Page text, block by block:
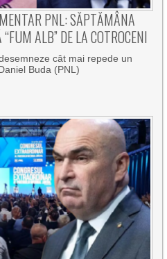
PNL: SĂPTĂMÂNA
ALB” DE LA COTROCENI
cât mai repede un
Buda (PNL)